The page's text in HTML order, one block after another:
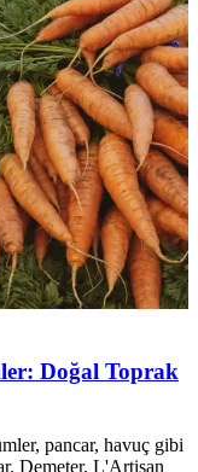
Doğal Toprak
pancar, havuç gibi
Demeter, L'Artisan